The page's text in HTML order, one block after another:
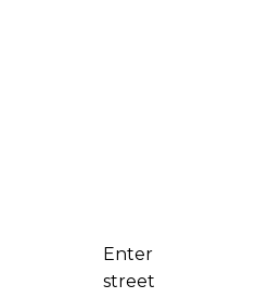
Enter
street